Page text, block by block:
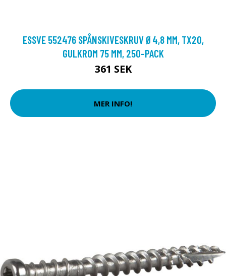
ESSVE 552476 SPÅNSKIVESKRUV Ø4,8 MM, TX20,
GULKROM 75 MM, 250-PACK
361 SEK
MER INFO!